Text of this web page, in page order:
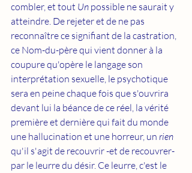
combler, et tout Un possible ne saurait y
atteindre. De rejeter et de ne pas
reconnaître ce signifiant de la castration,
ce Nom-du-père qui vient donner à la
coupure qu'opère le langage son
interprétation sexuelle, le psychotique
sera en peine chaque fois que s'ouvrira
devant lui la béance de ce réel, la vérité
première et dernière qui fait du monde
une hallucination et une horreur, un rien
qu'il s'agit de recouvrir -et de recouvrer-
par le leurre du désir. Ce leurre, c'est le